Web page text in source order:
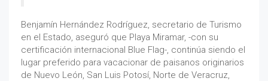
Benjamín Hernández Rodríguez, secretario de Turismo
en el Estado, aseguró que Playa Miramar, -con su
certificación internacional Blue Flag-, continúa siendo el
lugar preferido para vacacionar de paisanos originarios
de Nuevo León, San Luis Potosí, Norte de Veracruz,